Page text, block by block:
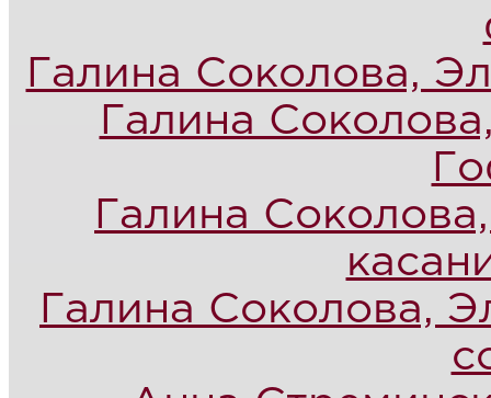
Галина Соколова,
Галина
Галина
Галина Соколова,